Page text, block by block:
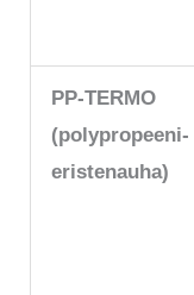
PP-TERMO
(polypropeeni-
eristenauha)